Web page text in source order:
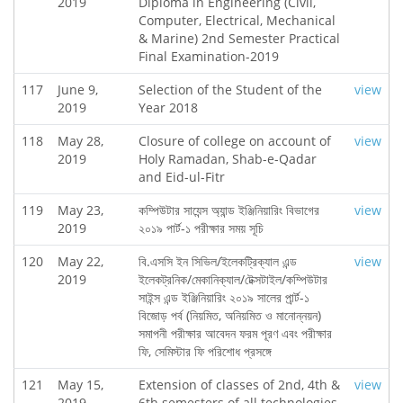
Computer, Electrical, Mechanical
& Marine) 2nd Semester Practical
Final Examination-2019
117
June 9,
2019
Selection of the Student of the
Year 2018
view
118
May 28,
2019
Closure of college on account of
Holy Ramadan, Shab-e-Qadar
and Eid-ul-Fitr
view
119
May 23,
2019
কম্পিউটার সাযেন্স অ্যান্ড ইঞ্জিনিয়ারিং বিভাগের
২০১৯ পার্ট-১ পরীক্ষার সময় সূচি
view
120
May 22,
2019
বি.এসসি ইন সিভিল/ইলেকট্রিক্যাল এন্ড
ইলেকট্রনিক/মেকানিক্যাল/টেক্সটাইল/কম্পিউটার
সাইন্স এন্ড ইঞ্জিনিয়ারিং ২০১৯ সালের পার্র্ট-১
বিজোড় পর্ব (নিয়মিত, অনিয়মিত ও মানোন্নয়ন)
সমাপনী পরীক্ষার আবেদন ফরম পূরণ এবং পরীক্ষার
ফি, সেমিস্টার ফি পরিশোধ প্রসঙ্গে
view
121
May 15,
Extension of classes of 2nd, 4th &
view